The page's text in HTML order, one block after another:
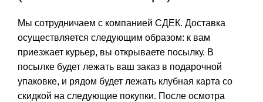
Мы сотрудничаем с компанией СДЕК. Доставка
осуществляется следующим образом: к вам
приезжает курьер, вы открываете посылку. В
посылке будет лежать ваш заказ в подарочной
упаковке, и рядом будет лежать клубная карта со
скидкой на следующие покупки. После осмотра